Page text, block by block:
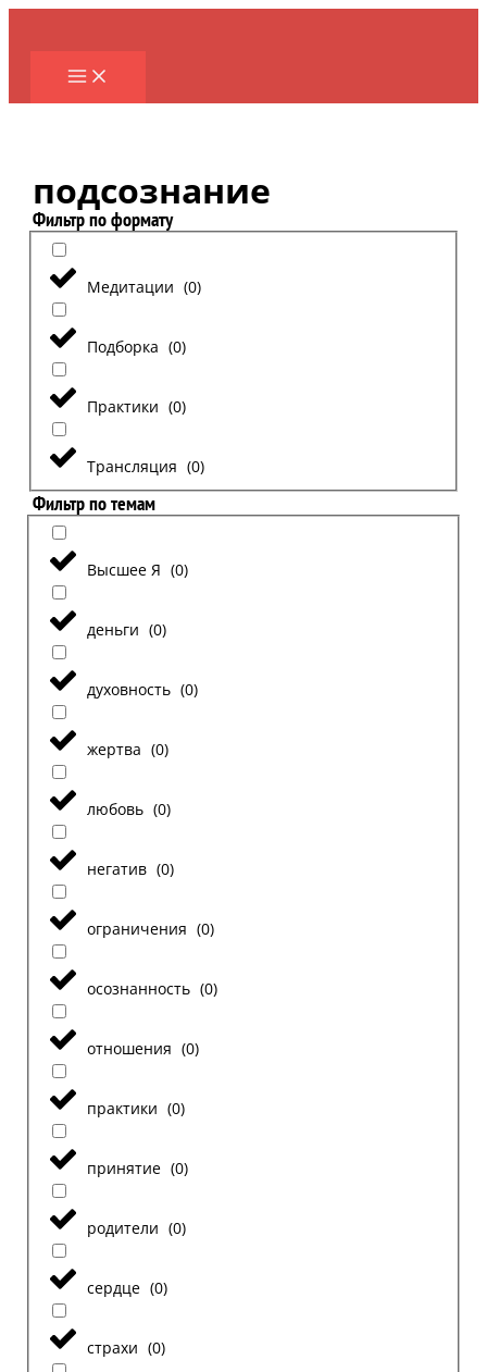
Перейти
содержимому
подсознание
Фильтр по формату
Медитации (0)
Подборка (0)
Практики (0)
Трансляция (0)
Фильтр по темам
Высшее Я (0)
деньги (0)
духовность (0)
жертва (0)
любовь (0)
негатив (0)
ограничения (0)
осознанность (0)
отношения (0)
практики (0)
принятие (0)
родители (0)
сердце (0)
страхи (0)